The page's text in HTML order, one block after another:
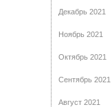
Декабрь 2021
Ноябрь 2021
Октябрь 2021
Сентябрь 2021
Август 2021